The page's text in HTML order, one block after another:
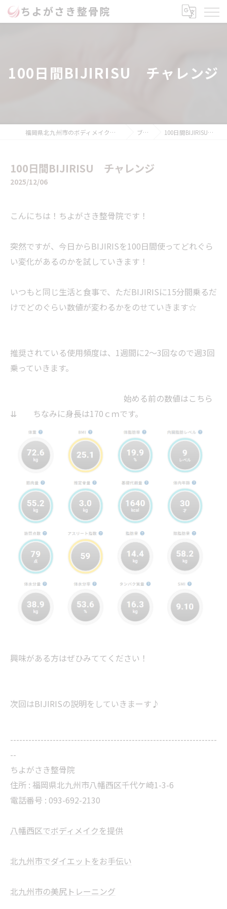
100日間BIJIRISU チャレンジ
福岡県北九州市のボディメイクならちよがさき整骨院 ブログ 100日間BIJIRISU チャレンジ
100日間BIJIRISU チャレンジ
2025/12/06
こんにちは！ちよがさき整骨院です！
突然ですが、今日からBIJIRISを100日間使ってどれぐら
い変化があるのかを試していきます！
いつもと同じ生活と食事で、ただBIJIRISに15分間乗るだ
けでどのぐらい数値が変わるかをのせていきます☆
推奨されている使用頻度は、1週間に2～3回なので週3回
乗っていきます。
始める前の数値はこちら
⇊ ちなみに身長は170ｃｍです。
興味がある方はぜひみててください！
次回はBIJIRISの説明をしていきまーす♪
--------------------------------------------------------------------
--
ちよがさき整骨院
住所 : 福岡県北九州市八幡西区千代ケ崎1-3-6
電話番号 : 093-692-2130
八幡西区でボディメイクを提供
北九州市でダイエットをお手伝い
北九州市の美尻トレーニング